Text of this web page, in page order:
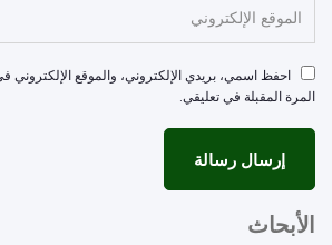
احفظ اسمي، بريدي الإلكتروني، والموقع الإلكتروني في
المقبلة في تعليقي.